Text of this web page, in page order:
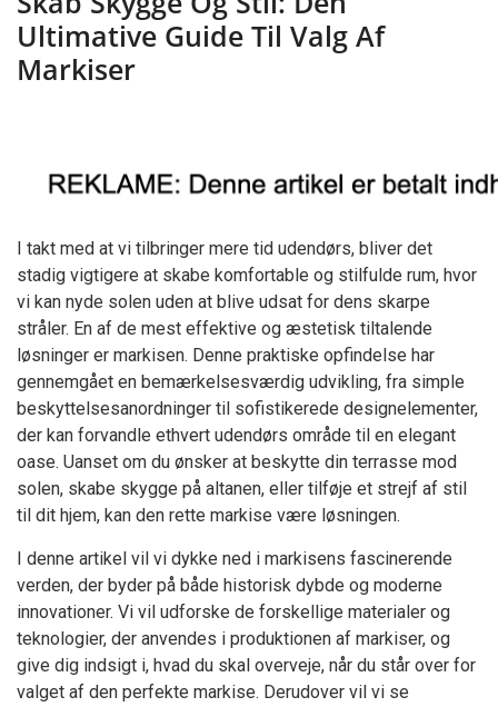
Den
Ultimative
Guide
Ultimative Guide Til Valg Af
Markiser
I takt med at vi tilbringer mere tid udendørs, bliver det
stadig vigtigere at skabe komfortable og stilfulde rum, hvor
vi kan nyde solen uden at blive udsat for dens skarpe
stråler. En af de mest effektive og æstetisk tiltalende
løsninger er markisen. Denne praktiske opfindelse har
gennemgået en bemærkelsesværdig udvikling, fra simple
beskyttelsesanordninger til sofistikerede designelementer,
der kan forvandle ethvert udendørs område til en elegant
oase. Uanset om du ønsker at beskytte din terrasse mod
solen, skabe skygge på altanen, eller tilføje et strejf af stil
til dit hjem, kan den rette markise være løsningen.
I denne artikel vil vi dykke ned i markisens fascinerende
verden, der byder på både historisk dybde og moderne
innovationer. Vi vil udforske de forskellige materialer og
teknologier, der anvendes i produktionen af markiser, og
give dig indsigt i, hvad du skal overveje, når du står over for
valget af den perfekte markise. Derudover vil vi se